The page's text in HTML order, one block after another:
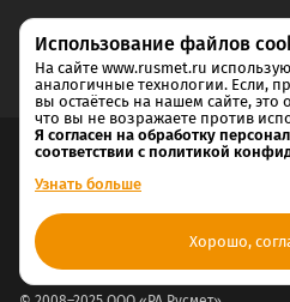
Согласие на обработку и хранение
Политика конфиденциальности
Использование файлов
На сайте www.rusmet.ru
аналогичные технологии. Если,
вы остаётесь на нашем сайте, это
что вы не возражаете против
Я согласен на обработку
соответствии с политикой
Узнать больше
Хорошо,